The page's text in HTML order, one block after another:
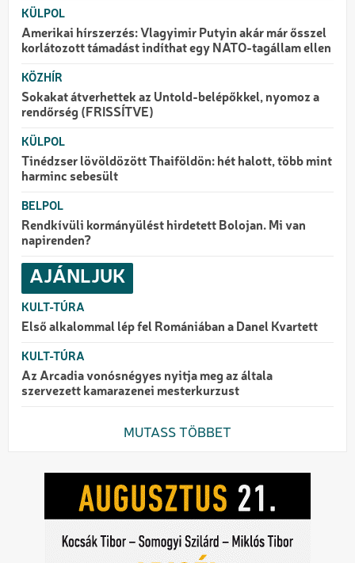
KÜLPOL
Amerikai hírszerzés: Vlagyimir Putyin akár már ősszel
korlátozott támadást indíthat egy NATO-tagállam ellen
KÖZHÍR
Sokakat átverhettek az Untold-belépőkkel, nyomoz a
rendőrség (FRISSÍTVE)
KÜLPOL
Tinédzser lövöldözött Thaiföldön: hét halott, több mint
harminc sebesült
BELPOL
Rendkívüli kormányülést hirdetett Bolojan. Mi van
napirenden?
AJÁNLJUK
KULT-TÚRA
Első alkalommal lép fel Romániában a Danel Kvartett
KULT-TÚRA
Az Arcadia vonósnégyes nyitja meg az általa
szervezett kamarazenei mesterkurzust
MUTASS TÖBBET